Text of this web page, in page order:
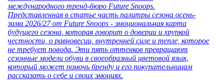
международного тренд-бюро Future Snoops.
Представленная в статье часть палитры сезона осень-
зима 2026/27 от Future Snoops - эмоциональная карта
будущего сезона, которая говорит о доверии и хрупкой
честности, о равновесии, внутренней силе и тепле, которое
не требует повода. Эти пять оттенков превращают
сезонные модели обуви в своеобразный цветовой язык,
который может помочь бренду и его покупательницам
рассказать о себе и своих эмоциях.